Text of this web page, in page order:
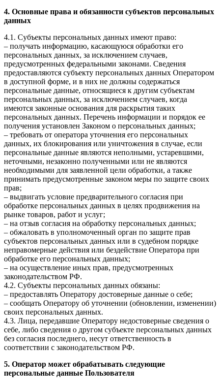
4. Основные права и обязанности субъектов персональных
данных
4.1. Субъекты персональных данных имеют право:
– получать информацию, касающуюся обработки его
персональных данных, за исключением случаев,
предусмотренных федеральными законами. Сведения
предоставляются субъекту персональных данных Оператором
в доступной форме, и в них не должны содержаться
персональные данные, относящиеся к другим субъектам
персональных данных, за исключением случаев, когда
имеются законные основания для раскрытия таких
персональных данных. Перечень информации и порядок ее
получения установлен Законом о персональных данных;
– требовать от оператора уточнения его персональных
данных, их блокирования или уничтожения в случае, если
персональные данные являются неполными, устаревшими,
неточными, незаконно полученными или не являются
необходимыми для заявленной цели обработки, а также
принимать предусмотренные законом меры по защите своих
прав;
– выдвигать условие предварительного согласия при
обработке персональных данных в целях продвижения на
рынке товаров, работ и услуг;
– на отзыв согласия на обработку персональных данных;
– обжаловать в уполномоченный орган по защите прав
субъектов персональных данных или в судебном порядке
неправомерные действия или бездействие Оператора при
обработке его персональных данных;
– на осуществление иных прав, предусмотренных
законодательством РФ.
4.2. Субъекты персональных данных обязаны:
– предоставлять Оператору достоверные данные о себе;
– сообщать Оператору об уточнении (обновлении, изменении)
своих персональных данных.
4.3. Лица, передавшие Оператору недостоверные сведения о
себе, либо сведения о другом субъекте персональных данных
без согласия последнего, несут ответственность в
соответствии с законодательством РФ.
5. Оператор может обрабатывать следующие
персональные данные Пользователя